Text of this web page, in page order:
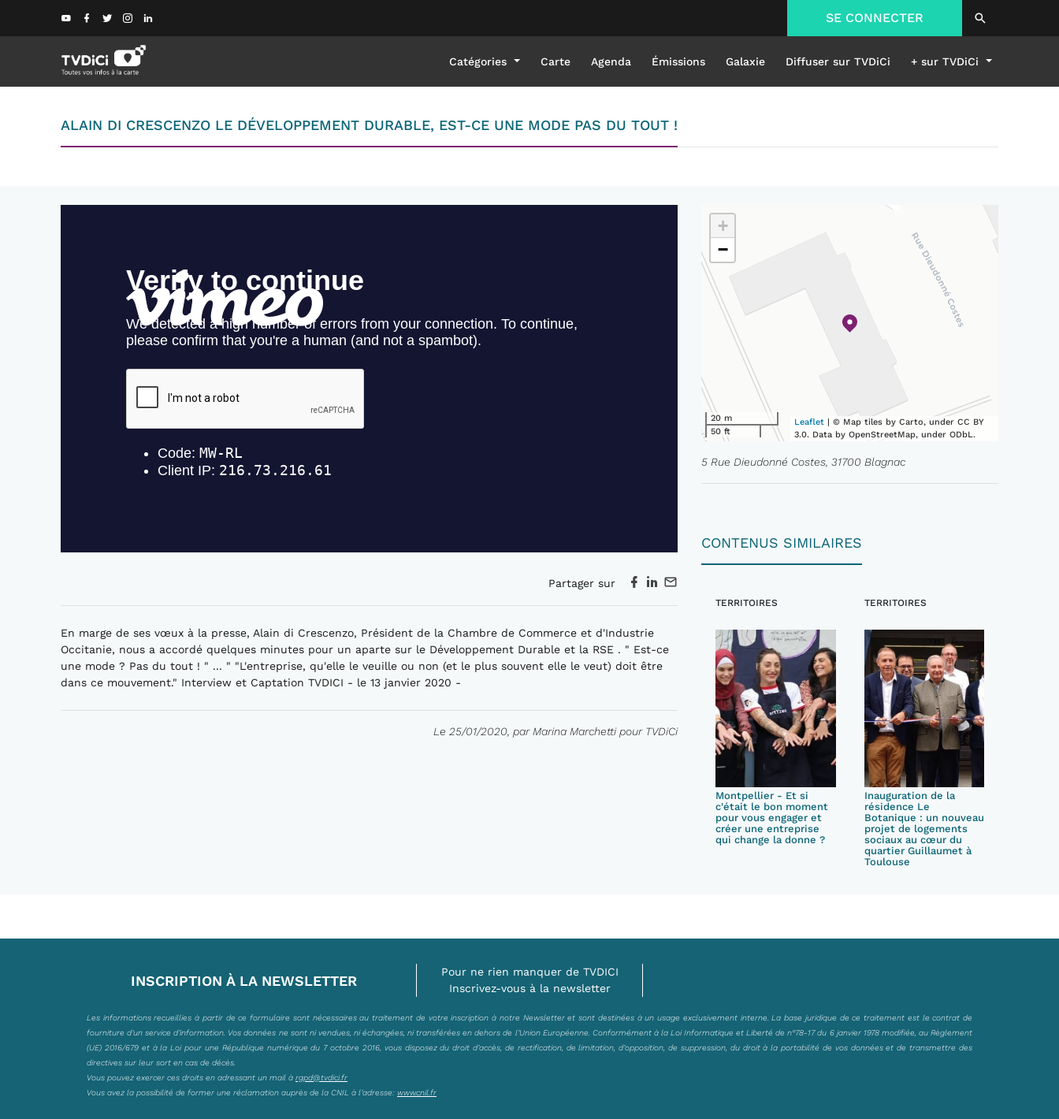
SE CONNECTER
Catégories Carte Agenda Émissions Galaxie Diffuser sur TVDiCi + sur TVDiCi
ALAIN DI CRESCENZO LE DÉVELOPPEMENT DURABLE, EST-CE UNE MODE PAS DU TOUT !
Partager sur
En marge de ses vœux à la presse, Alain di Crescenzo, Président de la Chambre de Commerce et d'Industrie
Occitanie, nous a accordé quelques minutes pour un aparte sur le Développement Durable et la RSE . " Est-ce
une mode ? Pas du tout ! " ... " "L'entreprise, qu'elle le veuille ou non (et le plus souvent elle le veut) doit être
dans ce mouvement." Interview et Captation TVDICI - le 13 janvier 2020 -
Le 25/01/2020, par Marina Marchetti pour TVDiCi
+
−
20 m
50 ft
Leaflet | © Map tiles by Carto, under CC BY
3.0. Data by OpenStreetMap, under ODbL.
5 Rue Dieudonné Costes, 31700 Blagnac
CONTENUS SIMILAIRES
TERRITOIRES
Montpellier - Et si
c'était le bon moment
pour vous engager et
créer une entreprise
qui change la donne ?
TERRITOIRES
Inauguration de la
résidence Le
Botanique : un nouveau
projet de logements
sociaux au cœur du
quartier Guillaumet à
Toulouse
INSCRIPTION À LA NEWSLETTER
Pour ne rien manquer de TVDICI
Inscrivez-vous à la newsletter
Les informations recueillies à partir de ce formulaire sont nécessaires au traitement de votre inscription à notre Newsletter et sont destinées à un usage exclusivement interne. La base juridique de ce traitement est le contrat de
fourniture d’un service d’information. Vos données ne sont ni vendues, ni échangées, ni transférées en dehors de l’Union Européenne. Conformément à la Loi Informatique et Liberté de n°78-17 du 6 janvier 1978 modifiée, au Règlement
(UE) 2016/679 et à la Loi pour une République numérique du 7 octobre 2016, vous disposez du droit d’accès, de rectification, de limitation, d’opposition, de suppression, du droit à la portabilité de vos données et de transmettre des
directives sur leur sort en cas de décès.
Vous pouvez exercer ces droits en adressant un mail à rgpd@tvdici.fr
Vous avez la possibilité de former une réclamation auprès de la CNIL à l’adresse: www.cnil.fr